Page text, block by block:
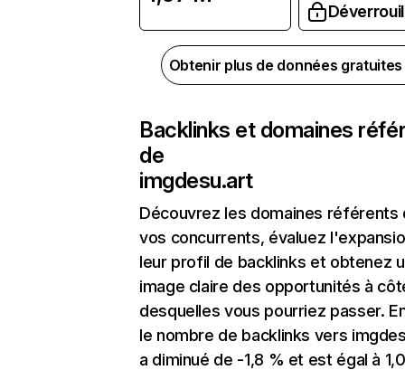
Obtenir plus de données
Backlinks et domaines
de
imgdesu.art
Découvrez les domaines référents
vos concurrents, évaluez
leur profil de backlinks et obtenez
image claire des opportunités à
desquelles vous pourriez passer.
le nombre de backlinks vers
a diminué de -1,8 % et est égal à